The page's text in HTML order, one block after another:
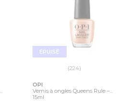
ÉPUISÉ
(224)
OPI
Vernis à ongles Queens Rule –...
15ml